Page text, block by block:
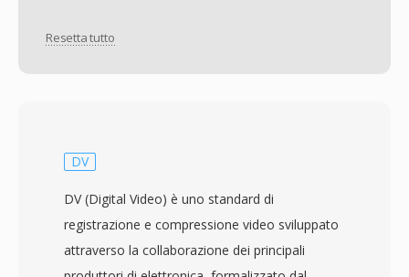
Resetta tutto
DV
DV (Digital Video) è uno standard di
registrazione e compressione video sviluppato
attraverso la collaborazione dei principali